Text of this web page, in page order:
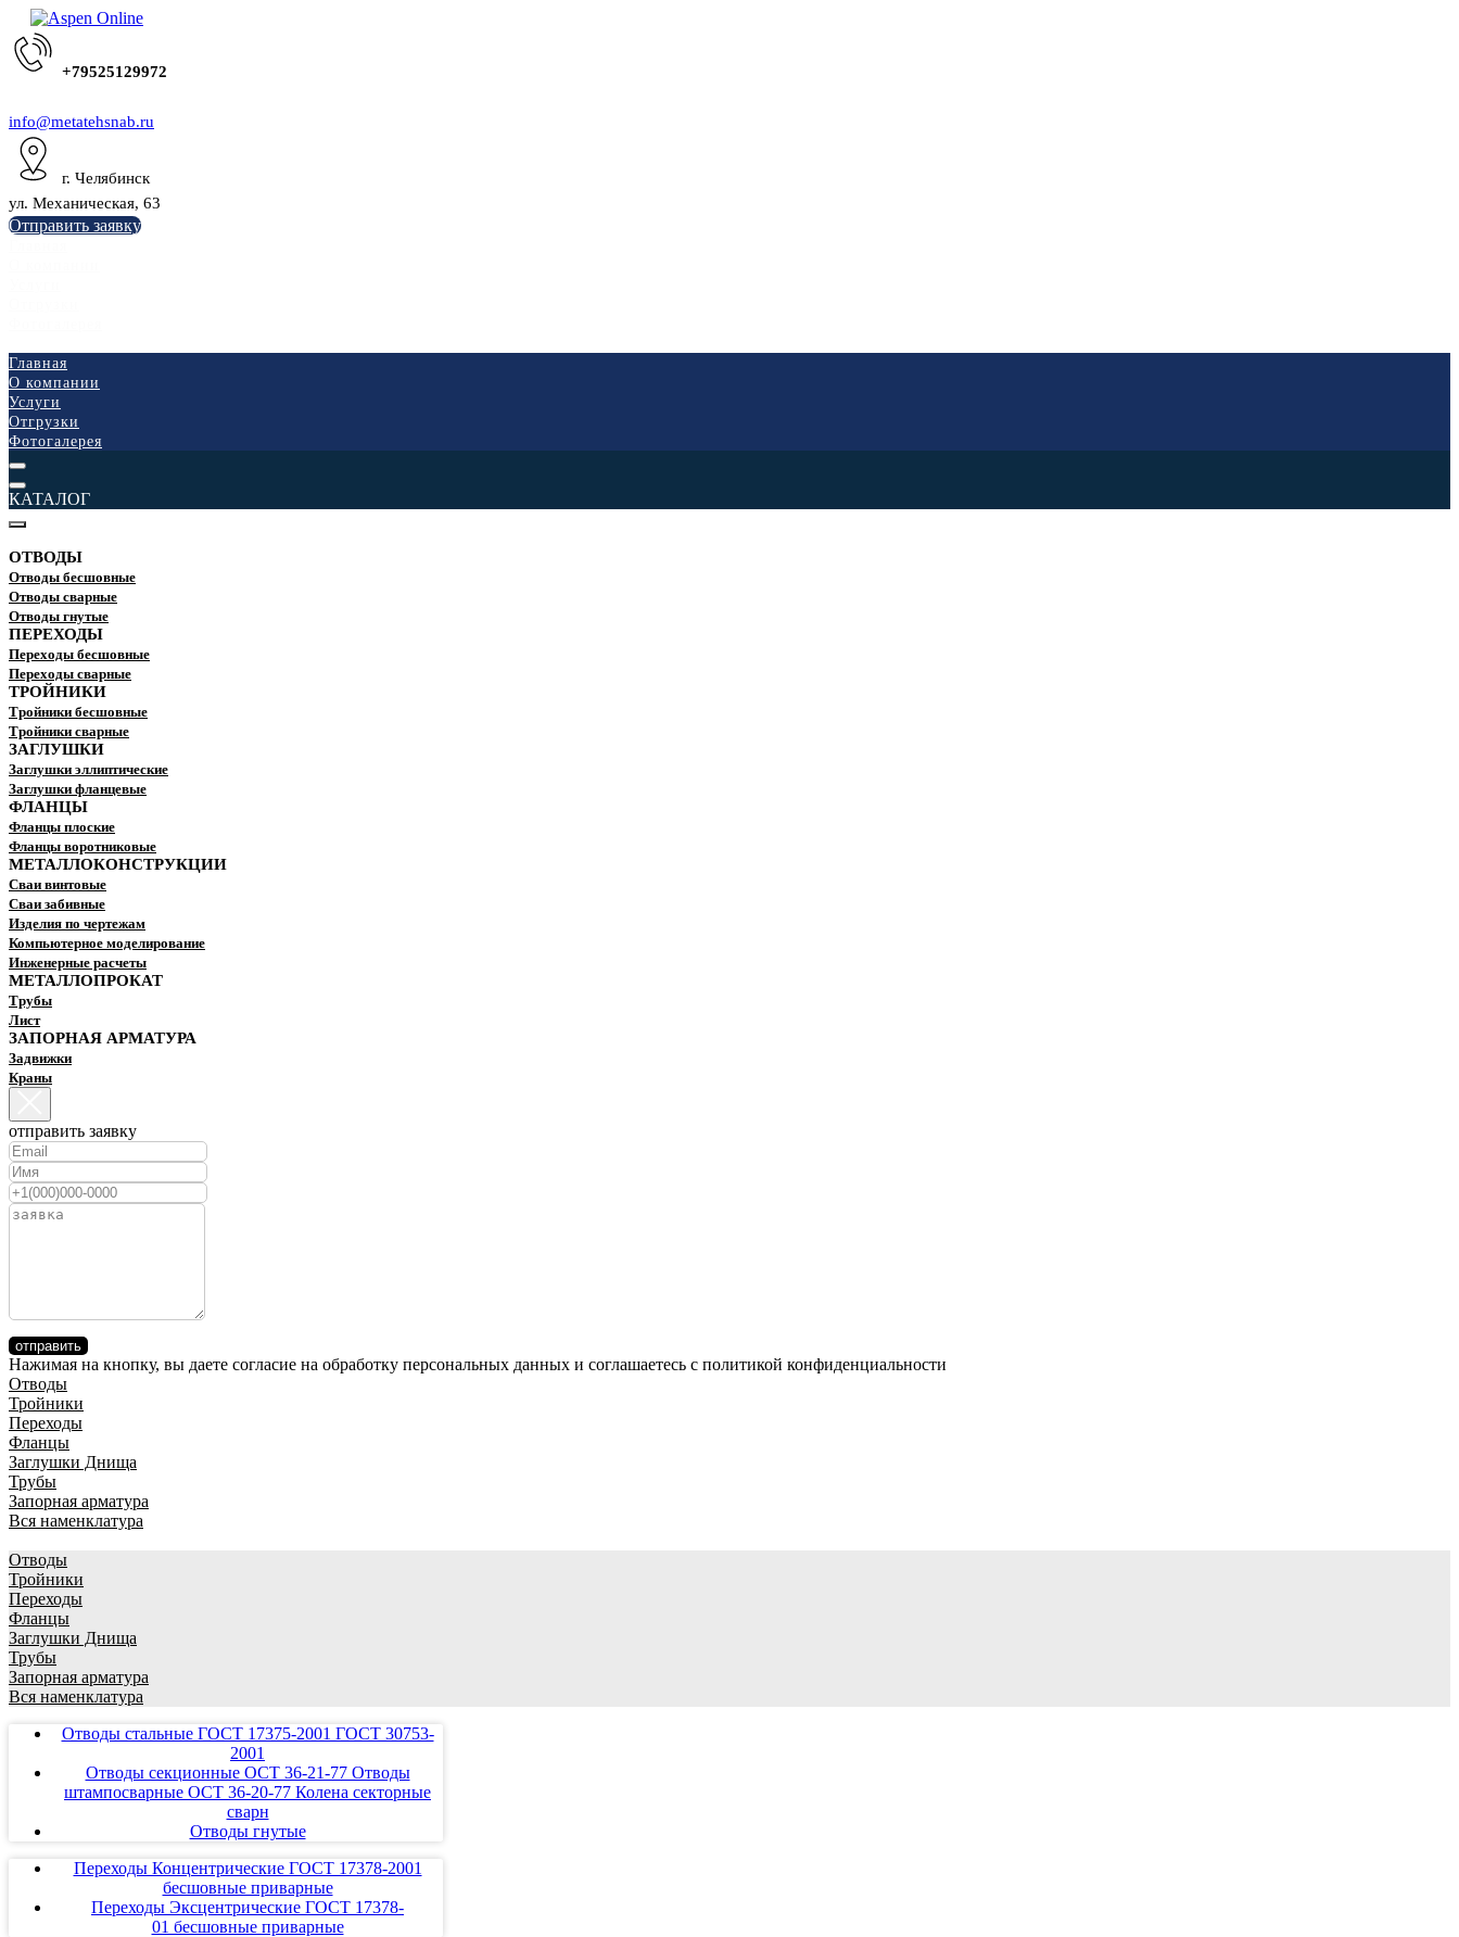
+79525129972
info@metatehsnab.ru
г. Челябинск
ул. Механическая, 63
Отправить заявку
Главная
О компании
Услуги
Отгрузки
Фотогалерея
КАТАЛОГ
ОТВОДЫ
Отводы бесшовные
Отводы сварные
Отводы гнутые
ПЕРЕХОДЫ
Переходы бесшовные
Переходы сварные
ТРОЙНИКИ
Тройники бесшовные
Тройники сварные
ЗАГЛУШКИ
Заглушки эллиптические
Заглушки фланцевые
ФЛАНЦЫ
Фланцы плоские
Фланцы воротниковые
МЕТАЛЛОКОНСТРУКЦИИ
Сваи винтовые
Сваи забивные
Изделия по чертежам
Компьютерное моделирование
Инженерные расчеты
МЕТАЛЛОПРОКАТ
Трубы
Лист
ЗАПОРНАЯ АРМАТУРА
Задвижки
Краны
отправить заявку
отправить
Нажимая на кнопку, вы даете согласие на обработку персональных данных и соглашаетесь c политикой конфиденциальности
Отводы
Тройники
Переходы
Фланцы
Заглушки Днища
Трубы
Запорная арматура
Вся наменклатура
Отводы
Тройники
Переходы
Фланцы
Заглушки Днища
Трубы
Запорная арматура
Вся наменклатура
Отводы стальные ГОСТ 17375-2001 ГОСТ 30753-
2001
Отводы секционные ОСТ 36-21-77 Отводы
штампосварные ОСТ 36-20-77 Колена секторные
сварн
Отводы гнутые
Переходы Концентрические ГОСТ 17378-2001
бесшовные приварные
Переходы Эксцентрические ГОСТ 17378-
01 бесшовные приварные